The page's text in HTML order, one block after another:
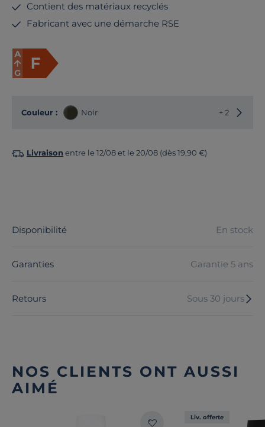
Contient des matériaux recyclés
Fabricant avec une démarche RSE
Couleur : Noir + 2
Livraison entre le 12/08 et le 20/08 (dès 19,90 €)
Disponibilité En stock
Garanties Garantie 5 ans
Retours Sous 30 jours
NOS CLIENTS ONT AUSSI
AIMÉ
Liv. offerte